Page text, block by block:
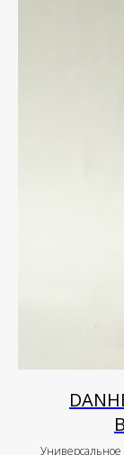
Универсальное